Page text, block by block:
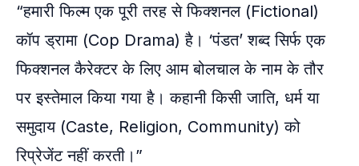
“हमारी फिल्म एक पूरी तरह से फिक्शनल (Fictional)
कॉप ड्रामा (Cop Drama) है। ‘पंडत’ शब्द सिर्फ एक
फिक्शनल कैरेक्टर के लिए आम बोलचाल के नाम के तौर
पर इस्तेमाल किया गया है। कहानी किसी जाति, धर्म या
समुदाय (Caste, Religion, Community) को
रिप्रेजेंट नहीं करती।”